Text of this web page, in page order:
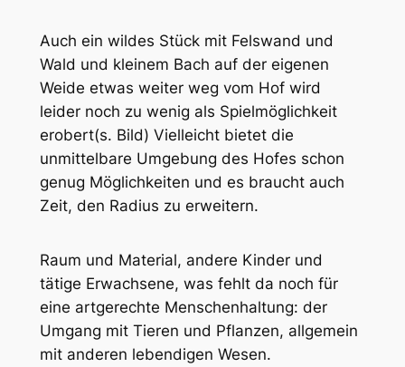
Auch ein wildes Stück mit Felswand und
Wald und kleinem Bach auf der eigenen
Weide etwas weiter weg vom Hof wird
leider noch zu wenig als Spielmöglichkeit
erobert(s. Bild) Vielleicht bietet die
unmittelbare Umgebung des Hofes schon
genug Möglichkeiten und es braucht auch
Zeit, den Radius zu erweitern.
Raum und Material, andere Kinder und
tätige Erwachsene, was fehlt da noch für
eine artgerechte Menschenhaltung: der
Umgang mit Tieren und Pflanzen, allgemein
mit anderen lebendigen Wesen.